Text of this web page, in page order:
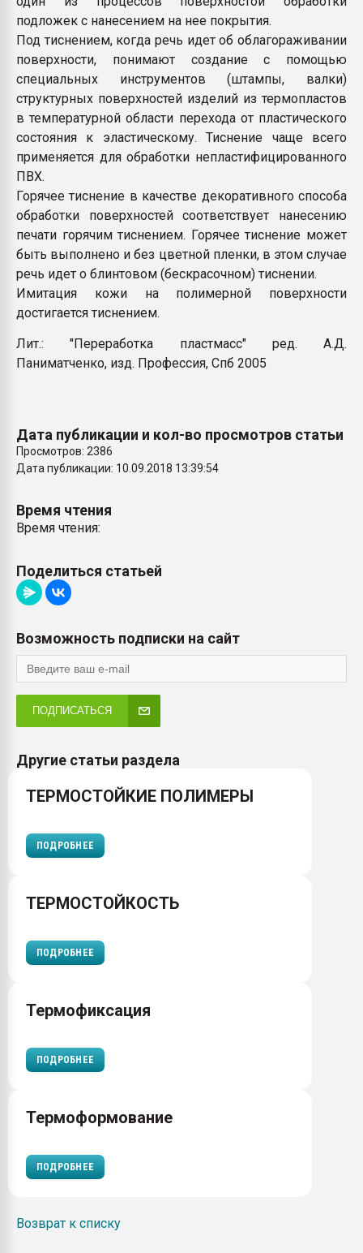
бутылок
ПЕРЕЙТИ НА
подложек с нанесением на нее покрытия.
Под тиснением, когда речь идет об облагораживании
поверхности, понимают создание с помощью
специальных инструментов (штампы, валки)
структурных поверхностей изделий из термопластов
в температурной области перехода от пластического
состояния к эластическому. Тиснение чаще всего
применяется для обработки непластифицированного
ПВХ.
Горячее тиснение в качестве декоративного способа
обработки поверхностей соответствует нанесению
печати горячим тиснением. Горячее тиснение может
быть выполнено и без цветной пленки, в этом случае
речь идет о блинтовом (бескрасочном) тиснении.
Имитация кожи на полимерной поверхности
достигается тиснением.
Лит.: "Переработка пластмасс" ред. А.Д.
Паниматченко, изд. Профессия, Спб 2005
Дата публикации и кол-во просмотров статьи
Просмотров: 2386
Дата публикации: 10.09.2018 13:39:54
Время чтения
Время чтения:
Поделиться статьей
Возможность подписки на сайт
ПОДПИСАТЬСЯ
Другие статьи раздела
ТЕРМОСТОЙКИЕ ПОЛИМЕРЫ
ПОДРОБНЕЕ
ТЕРМОСТОЙКОСТЬ
ПОДРОБНЕЕ
Термофиксация
ПОДРОБНЕЕ
Термоформование
ПОДРОБНЕЕ
Возврат к списку